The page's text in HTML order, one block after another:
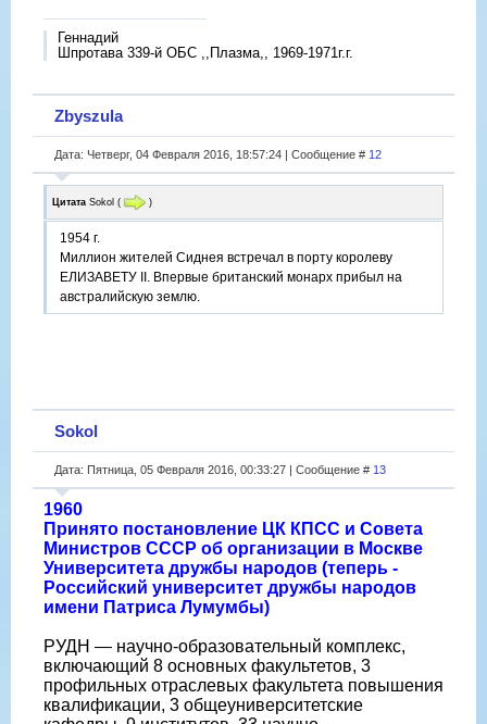
Геннадий
Шпротава 339-й ОБС ,,Плазма,, 1969-1971г.г.
Zbyszula
Дата: Четверг, 04 Февраля 2016, 18:57:24 | Сообщение # 12
Цитата Sokol ( )
1954 г.
Миллион жителей Сиднея встречал в порту королеву
ЕЛИЗАВЕТУ II. Впервые британский монарх прибыл на
австралийскую землю.
Sokol
Дата: Пятница, 05 Февраля 2016, 00:33:27 | Сообщение # 13
1960
Принято постановление ЦК КПСС и Совета
Министров СССР об организации в Москве
Университета дружбы народов (теперь -
Российский университет дружбы народов
имени Патриса Лумумбы)
РУДН — научно-образовательный комплекс,
включающий 8 основных факультетов, 3
профильных отраслевых факультета повышения
квалификации, 3 общеуниверситетские